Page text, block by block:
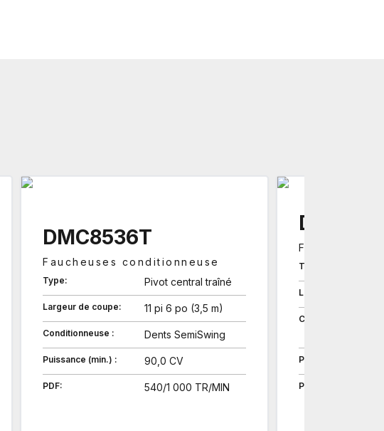
DMC8536T
Faucheuses conditionneuse
Type: Pivot central traîné
Largeur de coupe: 11 pi 6 po (3,5 m)
Conditionneuse : Dents SemiSwing
Puissance (min.) : 90,0 CV
PDF: 540/1 000 TR/MIN
Faucheuses
Type:
Largeur de coupe:
Conditionneuse :
Puissance (min.) :
PDF: